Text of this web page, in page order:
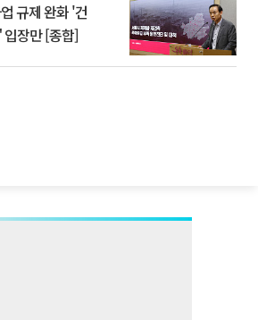
규제 완화 '건
장만 [종합]